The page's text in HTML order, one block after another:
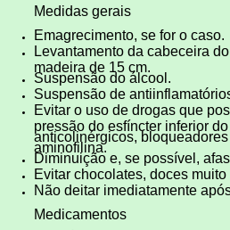
Medidas gerais
Emagrecimento, se for o caso.
Levantamento da cabeceira
madeira de 15 cm.
Suspensão do álcool.
Suspensão de
Evitar o uso de drogas que
pressão do esfíncter inferior
anticolinérgicos,
aminofilina.
Diminuição e, se possível,
Evitar chocolates, doces
Não deitar imediatamente
Medicamentos